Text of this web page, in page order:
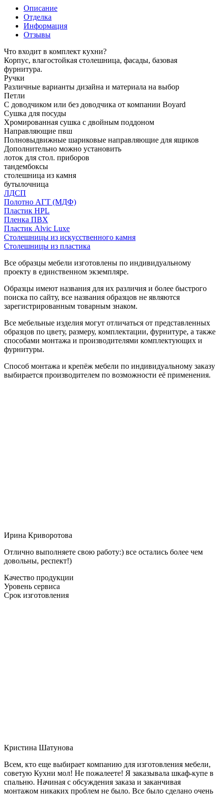
Описание
Отделка
Информация
Отзывы
Что входит в комплект кухни?
Корпус, влагостойкая столешница, фасады, базовая
фурнитура.
Ручки
Различные варианты дизайна и материала на выбор
Петли
С доводчиком или без доводчика от компании Boyard
Сушка для посуды
Хромированная сушка с двойным поддоном
Направляющие пвш
Полновыдвижные шариковые направляющие для ящиков
Дополнительно можно установить
лоток для стол. приборов
тандембоксы
столешница из камня
бутылочница
ЛДСП
Полотно АГТ (МДФ)
Пластик HPL
Пленка ПВХ
Пластик Alvic Luxe
Столешницы из искусственного камня
Столешницы из пластика
Все образцы мебели изготовлены по индивидуальному
проекту в единственном экземпляре.
Образцы имеют названия для их различия и более быстрого
поиска по сайту, все названия образцов не являются
зарегистрированным товарным знаком.
Все мебельные изделия могут отличаться от представленных
образцов по цвету, размеру, комплектации, фурнитуре, а также
способами монтажа и производителями комплектующих и
фурнитуры.
Способ монтажа и крепёж мебели по индивидуальному заказу
выбирается производителем по возможности её применения.
Ирина Криворотова
Отлично выполняете свою работу:) все остались более чем
довольны, респект!)
Качество продукции
Уровень сервиса
Срок изготовления
Кристина Шатунова
Всем, кто еще выбирает компанию для изготовления мебели,
советую Кухни мол! Не пожалеете! Я заказывала шкаф-купе в
спальню. Начиная с обсуждения заказа и заканчивая
монтажом никаких проблем не было. Все было сделано очень